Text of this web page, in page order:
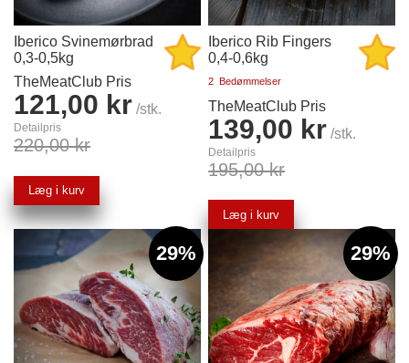
Iberico Svinemørbrad
0,3-0,5kg
TheMeatClub Pris
121,00 kr /stk.
Detailpris
220,00 kr
Læg i kurv
Iberico Rib Fingers
0,4-0,6kg
2Bedømmelser
TheMeatClub Pris
139,00 kr /stk.
Detailpris
195,00 kr
Læg i kurv
29% 29%